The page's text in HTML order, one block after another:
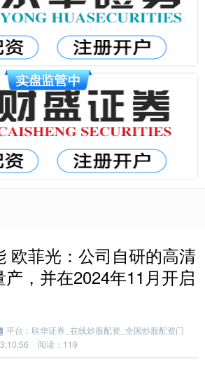
欧菲光：公司自研的高清
，并在2024年11月开启
平台：联华证券_在线炒股配资_全国炒股配资门
阅读：119